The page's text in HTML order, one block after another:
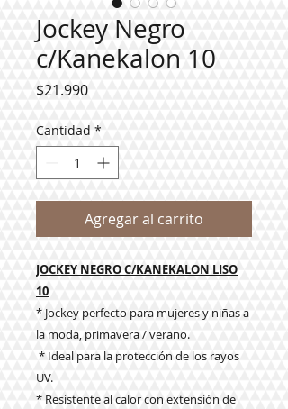
Jockey Negro
c/Kanekalon 10
$21.990Precio
Cantidad *
Agregar al carrito
JOCKEY NEGRO C/KANEKALON LISO
10
* Jockey perfecto para mujeres y niñas a
la moda, primavera / verano.
* Ideal para la protección de los rayos
UV.
* Resistente al calor con extensión de